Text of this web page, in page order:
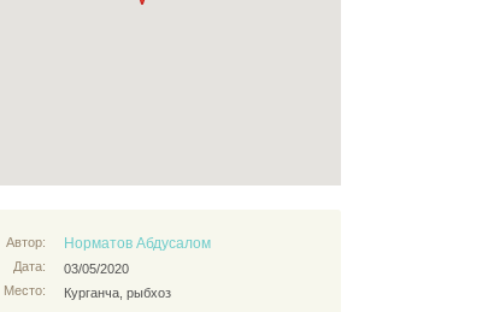
Автор:
Дата:
Место:
Норматов Абдусалом
03/05/2020
Курганча, рыбхоз